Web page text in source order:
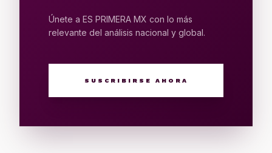
Únete a ES PRIMERA MX con lo más
relevante del análisis nacional y global.
SUSCRIBIRSE AHORA